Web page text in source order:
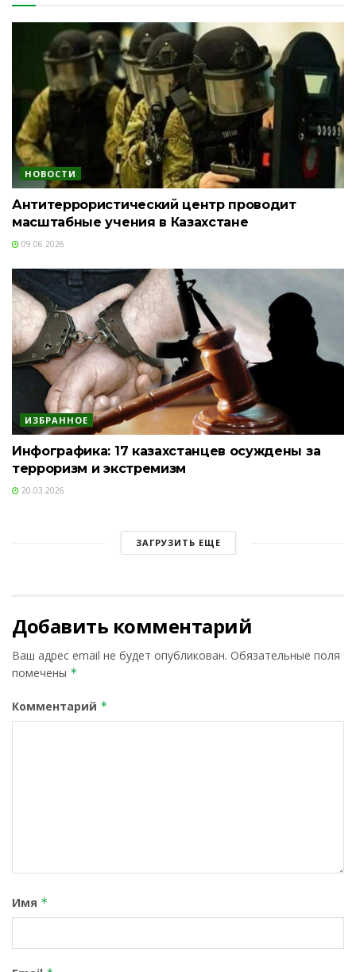
НОВОСТИ
Антитеррористический центр проводит
масштабные учения в Казахстане
09.06.2026
ИЗБРАННОЕ
Инфографика: 17 казахстанцев осуждены за
терроризм и экстремизм
20.03.2026
ЗАГРУЗИТЬ ЕЩЕ
Добавить комментарий
Ваш адрес email не будет опубликован. Обязательные поля
помечены *
Комментарий *
Имя *